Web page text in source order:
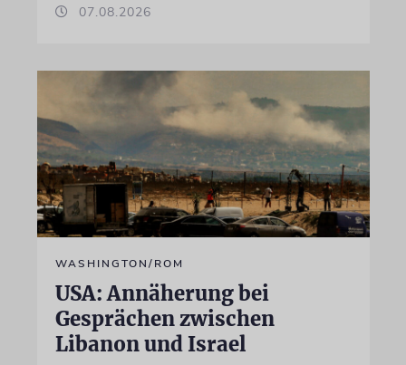
07.08.2026
WASHINGTON/ROM
USA: Annäherung bei
Gesprächen zwischen
Libanon und Israel